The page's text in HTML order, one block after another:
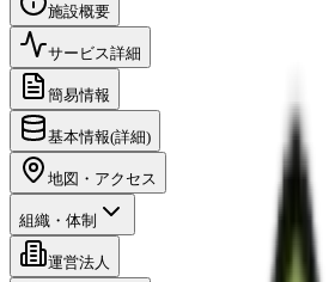
施設概要
サービス詳細
簡易情報
基本情報(詳細)
地図・アクセス
組織・体制
運営法人